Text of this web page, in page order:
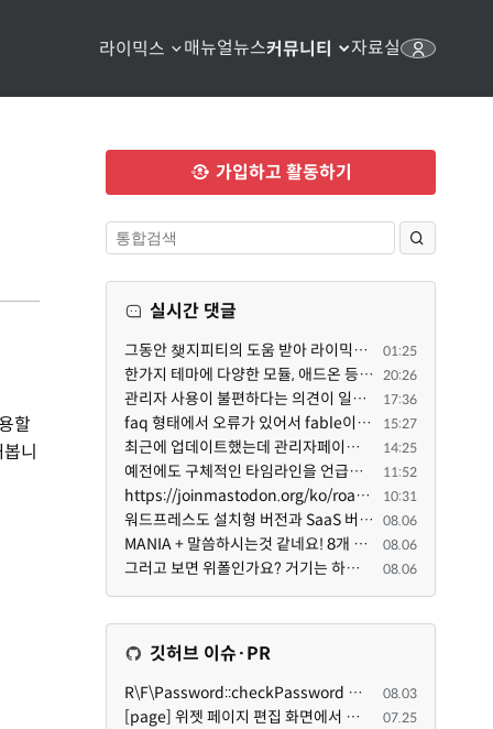
라이믹스 매뉴얼뉴스커뮤니티 자료실
할
니
가입하고 활동하기
실시간 댓글
그동안 챚지피티의 도움 받아 라이믹스 2.1.35 로 업그레이드 잘 한 것은 부인할 수 없는 사실입니다. 그런... 01:25
한가지 테마에 다양한 모듈, 애드온 등을 같이 사용하게 되면 의외로 어려운게 일관성이 있는 디자인의 유지... 20:26
관리자 사용이 불편하다는 의견이 일부 있어서 반영했습니다 ㅎㅎ 8.4이상도 지원될 수 있도록 10.5.2 혹은 ... 17:36
faq 형태에서 오류가 있어서 fable이 수정해 주었습니다. 참고하세요. 증상 FAQ형 목록에서 항목을 펼치면 ... 15:27
최근에 업데이트했는데 관리자페이지가 많이 달라졌네요 여기서 모듈 설치하려고 하니 php 8.4.14버전이라 8... 14:25
예전에도 구체적인 타임라인을 언급했다가 지키지 못한 것에 죄송한 마음이 있다 보니 (코어 개발/운영 자체... 11:52
https://joinmastodon.org/ko/roadmap 로드맵 이야기가 나온김에 적자면 공홈에 대략적인 로드맵이 공개되어... 10:31
워드프레스도 설치형 버전과 SaaS 버전(워드프레스닷컴)은 다른 점이 많습니다. SaaS로 제공한다면 GPL 라이... 08.06
MANIA + 말씀하시는것 같네요! 8개 정도의 커뮤니티가 저 MANIA+ 기반으로 구축된거로 알고 있습니다. SaaS ... 08.06
그러고 보면 위폴인가요? 거기는 하단바를 보니까 커뮤니티 빌딩 SaaS 솔루션을 사용하고 있는거 같더라고요... 08.06
깃허브 이슈·PR
R\F\Password::checkPassword 함수 해시 알고리즘을 암시적으로 호출하는 경우 Argon2id 해시 비교 실패 08.03
[page] 위젯 페이지 편집 화면에서 위젯이 Context의 module_info를 덮어쓰면 저장이 ERR_ACT_IS_NOT_STANDALONE으로 실패 07.25